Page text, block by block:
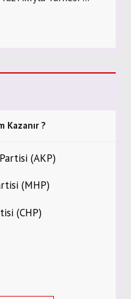
Kazanır ?
(AKP)
(MHP)
(CHP)